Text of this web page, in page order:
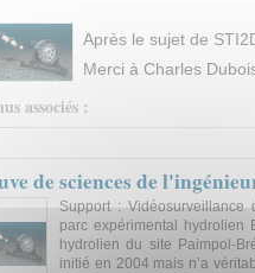
Après le sujet de
Merci à Charles
associés :
de sciences de
Support : Vidéosurveillance
parc expérimental hydrolien
hydrolien du site Paimpol-
initié en 2004 mais n’a